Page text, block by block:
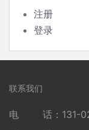
注册
登录
联系我们
电 话：131-